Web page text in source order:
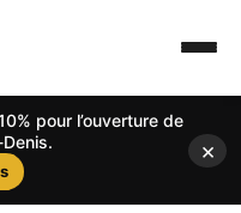
pour l’ouverture de
×